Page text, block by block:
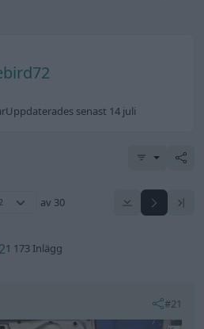
Uppdaterades senast 14 juli
av 30
1 173 Inlägg
#21